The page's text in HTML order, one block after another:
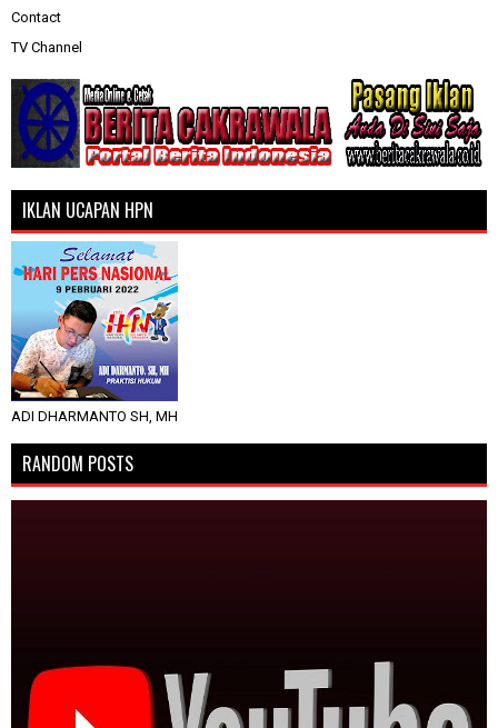
Contact
TV Channel
IKLAN UCAPAN HPN
ADI DHARMANTO SH, MH
RANDOM POSTS